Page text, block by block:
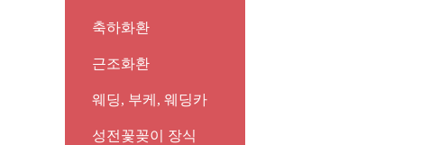
축하화환
근조화환
웨딩, 부케, 웨딩카
성전꽃꽂이 장식